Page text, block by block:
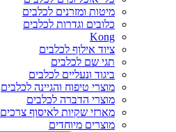
מיטות ומזרנים לכלבים
כלובים וגדרות לכלבים
Kong
ציוד אילוף לכלבים
תגי שם לכלבים
ביגוד ונעליים לכלבים
מוצרי טיפוח והגיינה לכלבים
מוצרי הדברה לכלבים
מארזי שקיות לאיסוף צרכים
מוצרים מיוחדים